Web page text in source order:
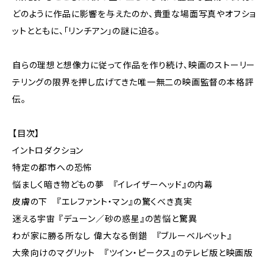
どのように作品に影響を与えたのか、貴重な場面写真やオフショ
ットとともに、「リンチアン」の謎に迫る。
自らの理想と想像力に従って作品を作り続け、映画のストーリー
テリングの限界を押し広げてきた唯一無二の映画監督の本格評
伝。
【目次】
イントロダクション
特定の都市への恐怖
悩ましく暗き物どもの夢 『イレイザーヘッド』の内幕
皮膚の下 『エレファント・マン』の驚くべき真実
迷える宇宙 『デューン／砂の惑星』の苦悩と驚異
わが家に勝る所なし 偉大なる倒錯 『ブルーベルベット』
大衆向けのマグリット 『ツイン・ピークス』のテレビ版と映画版